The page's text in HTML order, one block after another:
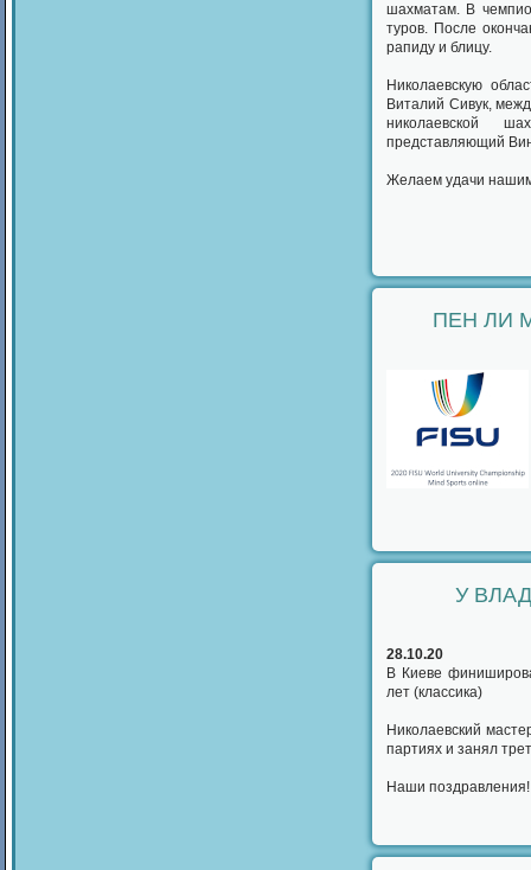
шахматам. В
туров. После
рапиду и блицу.
Николаевскую
Виталий Сивук,
николаевской
представляющий
Желаем удачи
ПЕН ЛИ
У
28.10.20
В Киеве
лет (классика)
Николаевский
партиях и занял
Наши поздравления!